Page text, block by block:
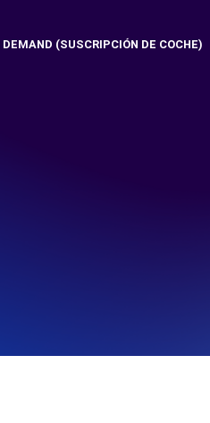
DEMAND (SUSCRIPCIÓN DE COCHE)